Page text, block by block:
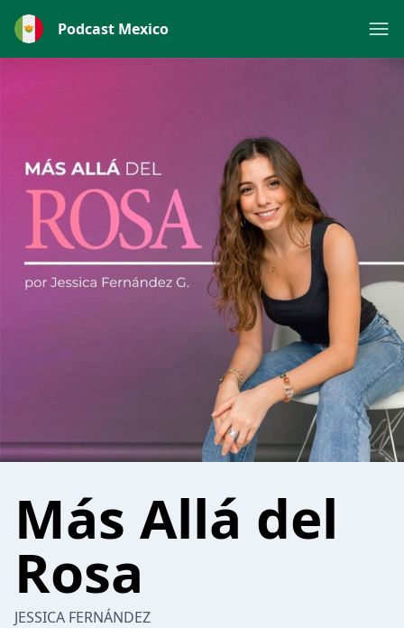
Podcast Mexico
Más Allá del
Rosa
JESSICA FERNÁNDEZ